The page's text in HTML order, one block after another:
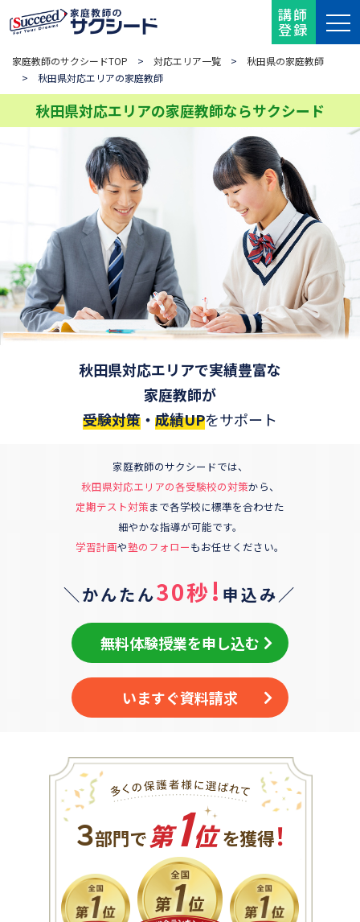
講師
登録
家庭教師のサクシードTOP > 対応エリア一覧 > 秋田県の家庭教師
> 秋田県対応エリアの家庭教師
秋田県対応エリアの家庭教師ならサクシード
秋田県対応エリアで実績豊富な
家庭教師が
受験対策 ・ 成績UPをサポート
家庭教師のサクシードでは、
秋田県対応エリアの各受験校の対策から、
定期テスト対策まで各学校に標準を合わせた
細やかな指導が可能です。
学習計画や塾のフォローもお任せください。
＼かんたん30秒! 申込み／
無料体験授業を申し込む
いますぐ資料請求
３部門で 第1位を獲得！